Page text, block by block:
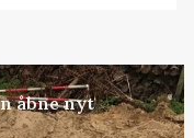
åbne nyt